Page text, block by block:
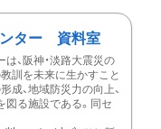
ンター 資料室
、阪神・淡路大震災の
訓を未来に生かすこと
成、地域防災力の向上、
図る施設である。同セ